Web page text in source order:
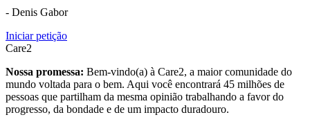
- Denis Gabor
Iniciar petição
Care2
Nossa promessa: Bem-vindo(a) à Care2, a maior comunidade do
mundo voltada para o bem. Aqui você encontrará 45 milhões de
pessoas que partilham da mesma opinião trabalhando a favor do
progresso, da bondade e de um impacto duradouro.